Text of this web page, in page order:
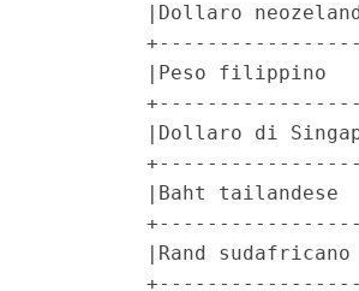
|Dollaro
|Peso filippino
|Dollaro di
|Baht tailandese
|Rand sudafricano